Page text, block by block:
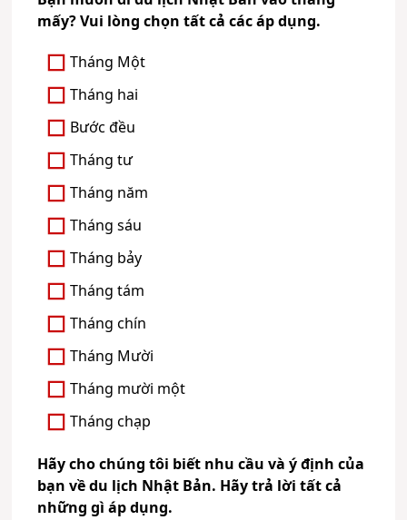
mấy? Vui lòng chọn tất cả các áp dụng.
Tháng Một
Tháng hai
Bước đều
Tháng tư
Tháng năm
Tháng sáu
Tháng bảy
Tháng tám
Tháng chín
Tháng Mười
Tháng mười một
Tháng chạp
Hãy cho chúng tôi biết nhu cầu và ý định của
bạn về du lịch Nhật Bản. Hãy trả lời tất cả
những gì áp dụng.